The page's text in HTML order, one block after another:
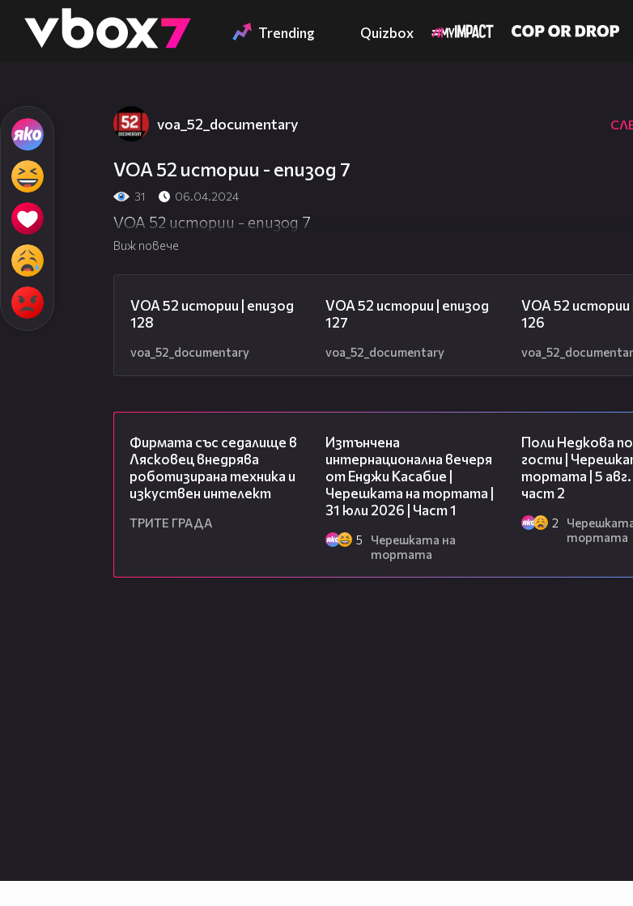
👾 Trending Quizbox
voa_52_documentary
VOA 52 истории - епизод 7
31 06.04.2024
VOA 52 истории - епизод 7
Виж повече
VOA 52 истории | епизод
128
voa_52_documentary
VOA 52 истории | епизод
127
voa_52_documentary
VOA 52 истории
126
Фирмата със седалище в
Лясковец внедрява
роботизирана техника и
изкуствен интелект
ТРИТЕ ГРАДА
Изтънчена
интернационална вечеря
от Енджи Касабие |
Черешката на тортата |
31 юли 2026 | Част 1
5
Черешката на
тортата
Поли Недкова
гости |
тортата | 5 авг.
част 2
2
тортата